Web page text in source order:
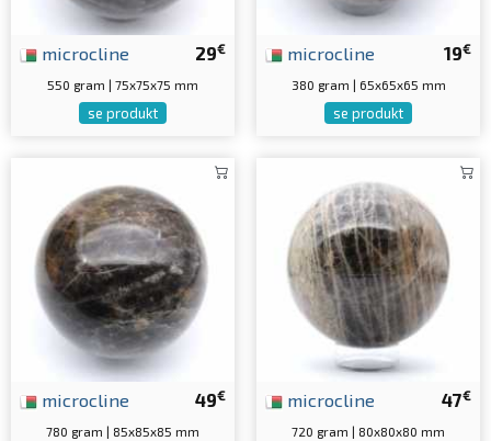
29€
microcline
550 gram | 75x75x75 mm
se produkt
19€
microcline
380 gram | 65x65x65 mm
se produkt
49€
microcline
780 gram | 85x85x85 mm
47€
microcline
720 gram | 80x80x80 mm